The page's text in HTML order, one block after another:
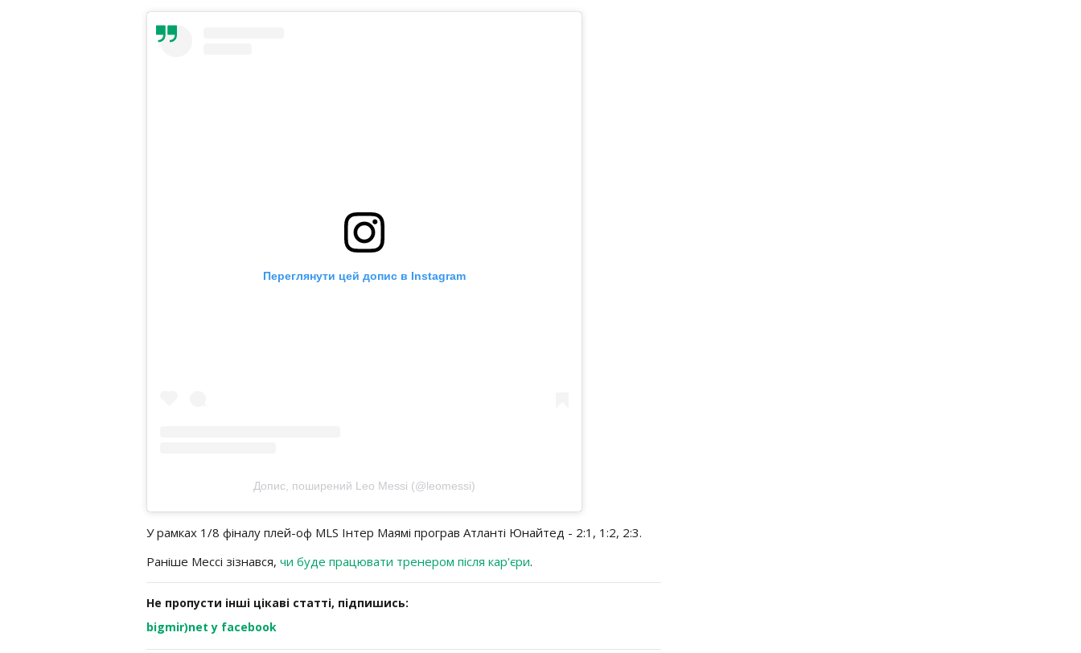
Переглянути цей допис в Instagram
Допис, поширений Leo Messi (@leomessi)
У рамках 1/8 фіналу плей-оф MLS Інтер Маямі програв Атланті Юнайтед - 2:1, 1:2, 2:3.
Раніше Мессі зізнався, чи буде працювати тренером після кар'єри.
Не пропусти інші цікаві статті, підпишись:
bigmir)net у facebook